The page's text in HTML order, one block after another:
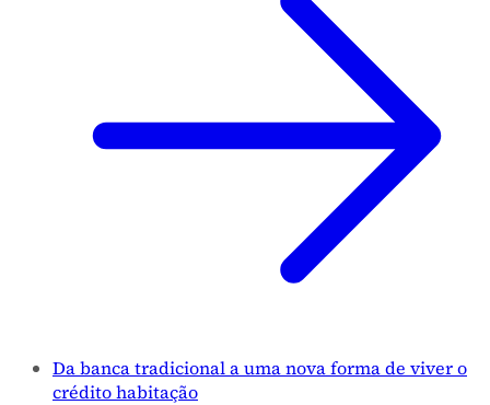
Da banca tradicional a uma nova forma de viver o
crédito habitação